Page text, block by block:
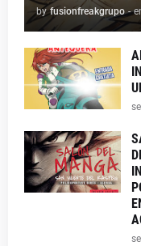
by fusionfreakgrupo -